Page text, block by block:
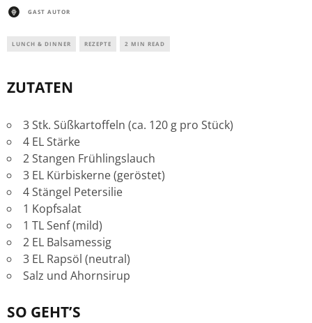
GAST AUTOR
LUNCH & DINNER REZEPTE 2 MIN READ
ZUTATEN
3 Stk. Süßkartoffeln (ca. 120 g pro Stück)
4 EL Stärke
2 Stangen Frühlingslauch
3 EL Kürbiskerne (geröstet)
4 Stängel Petersilie
1 Kopfsalat
1 TL Senf (mild)
2 EL Balsamessig
3 EL Rapsöl (neutral)
Salz und Ahornsirup
SO GEHT’S